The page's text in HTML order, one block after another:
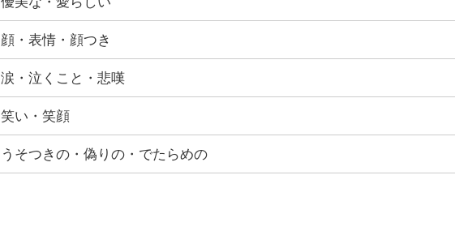
顔・表情・顔つき
涙・泣くこと・悲嘆
笑い・笑顔
うそつきの・偽りの・でたらめの